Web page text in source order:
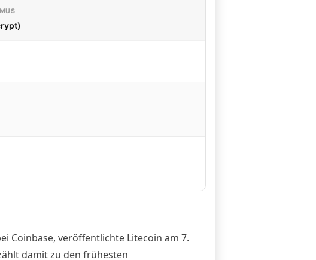
Coinbase, veröffentlichte Litecoin am 7.
damit zu den frühesten